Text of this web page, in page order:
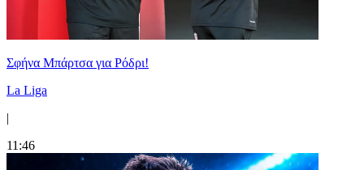
Σφήνα Μπάρτσα για Ρόδρι!
La Liga
|
11:46